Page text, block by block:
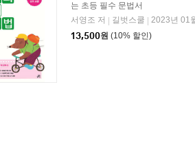
는 초등 필수 문법서
서영조 저
길벗스쿨
2023년 01
13,500원 (10% 할인)